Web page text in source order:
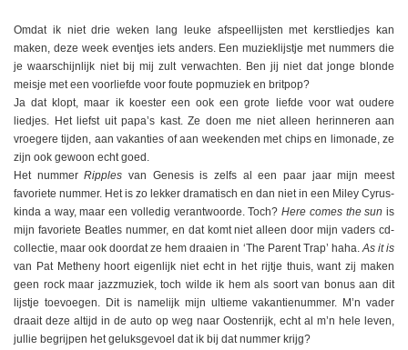
Omdat ik niet drie weken lang leuke afspeellijsten met kerstliedjes kan
maken, deze week eventjes iets anders. Een muzieklijstje met nummers die
je waarschijnlijk niet bij mij zult verwachten. Ben jij niet dat jonge blonde
meisje met een voorliefde voor foute popmuziek en britpop?
Ja dat klopt, maar ik koester een ook een grote liefde voor wat oudere
liedjes. Het liefst uit papa’s kast. Ze doen me niet alleen herinneren aan
vroegere tijden, aan vakanties of aan weekenden met chips en limonade, ze
zijn ook gewoon echt goed.
Het nummerRipplesvan Genesis is zelfs al een paar jaar mijn meest
favoriete nummer. Het is zo lekker dramatisch en dan niet in een Miley Cyrus-
kinda a way, maar een volledig verantwoorde. Toch? Here comes the sun is
mijn favoriete Beatles nummer, en dat komt niet alleen door mijn vaders cd-
collectie, maar ook doordat ze hem draaien in ‘The Parent Trap’ haha.As it is
van Pat Metheny hoort eigenlijk niet echt in het rijtje thuis, want zij maken
geen rock maar jazzmuziek, toch wilde ik hem als soort van bonus aan dit
lijstje toevoegen. Dit is namelijk mijn ultieme vakantienummer. M’n vader
draait deze altijd in de auto op weg naar Oostenrijk, echt al m’n hele leven,
jullie begrijpen het geluksgevoel dat ik bij dat nummer krijg?